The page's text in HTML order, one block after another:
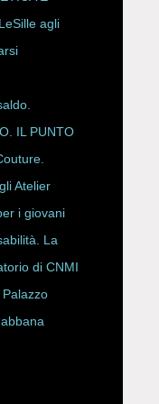
agli
IL PUNTO
E
Atelier
i giovani
La
di CNMI